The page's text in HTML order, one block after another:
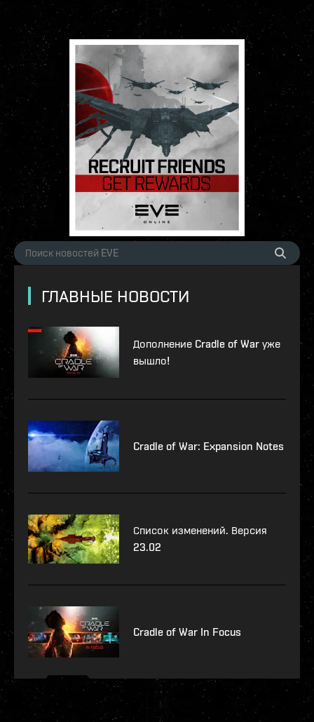
ГЛАВНЫЕ НОВОСТИ
Дополнение Cradle of War уже
вышло!
Cradle of War: Expansion Notes
Список изменений. Версия
23.02
Cradle of War In Focus